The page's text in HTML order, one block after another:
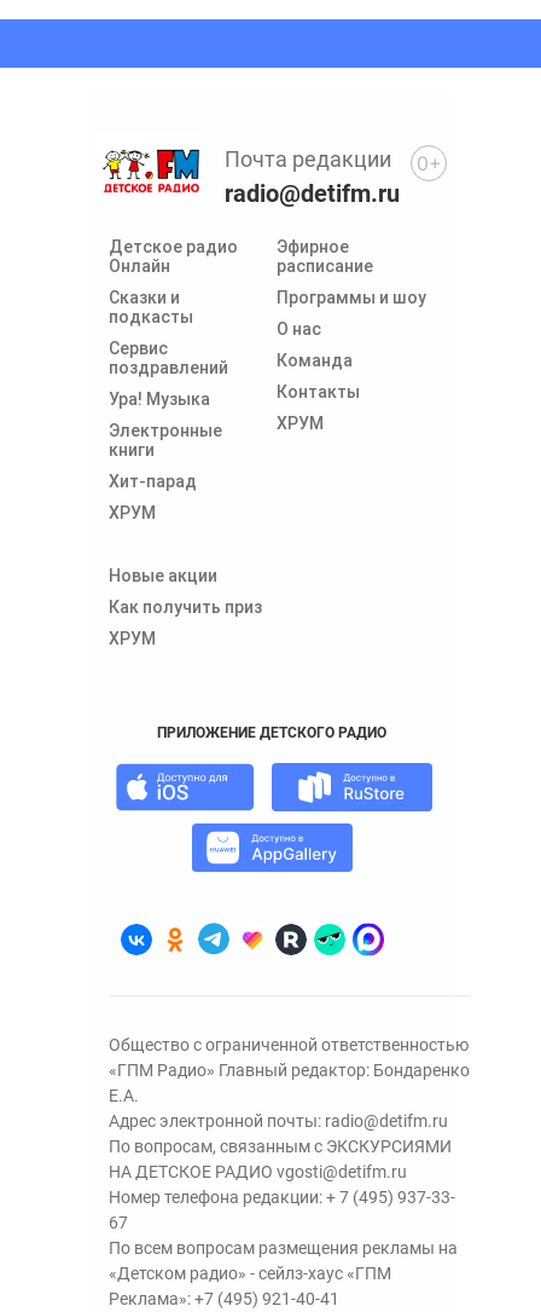
Детское радио
Онлайн
Сказки и
подкасты
Сервис
поздравлений
Ура! Музыка
Электронные
книги
Хит-парад
ХРУМ
Эфирное
расписание
Программы и шоу
О нас
Команда
Контакты
ХРУМ
Новые акции
Как получить приз
ХРУМ
Почта редакции
radio@detifm.ru
ПРИЛОЖЕНИЕ ДЕТСКОГО РАДИО
0+
Общество с ограниченной ответственностью
«ГПМ Радио» Главный редактор: Бондаренко
Е.А.
Адрес электронной почты: radio@detifm.ru
По вопросам, связанным с ЭКСКУРСИЯМИ
НА ДЕТСКОЕ РАДИО vgosti@detifm.ru
Номер телефона редакции:+ 7 (495) 937-33-
67
По всем вопросам размещения рекламы на
«Детском радио» - сейлз-хаус «ГПМ
Реклама»:+7 (495) 921-40-41